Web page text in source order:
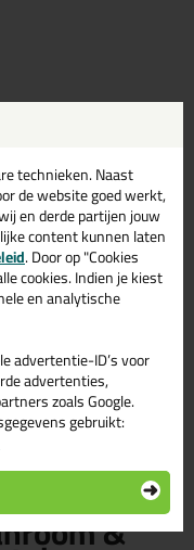
&
technieken. Naast
de website goed werkt,
en derde partijen jouw
content kunnen laten
. Door op "Cookies
cookies. Indien je kiest
en analytische
advertentie-ID’s voor
advertenties,
zoals Google.
gebruikt: